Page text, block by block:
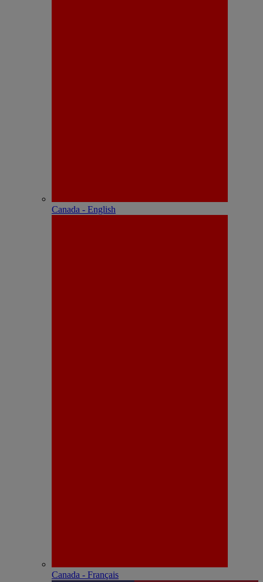
Canada - English
Canada - Français